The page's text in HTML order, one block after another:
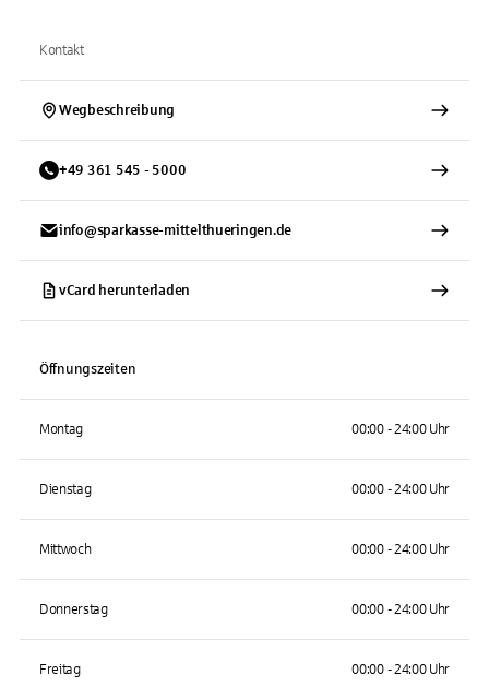
Kontakt
Wegbeschreibung
+49 361 545 - 5000
info@sparkasse-mittelthueringen.de
vCard herunterladen
Öffnungszeiten
Montag 00:00 - 24:00 Uhr
Dienstag 00:00 - 24:00 Uhr
Mittwoch 00:00 - 24:00 Uhr
Donnerstag 00:00 - 24:00 Uhr
Freitag 00:00 - 24:00 Uhr